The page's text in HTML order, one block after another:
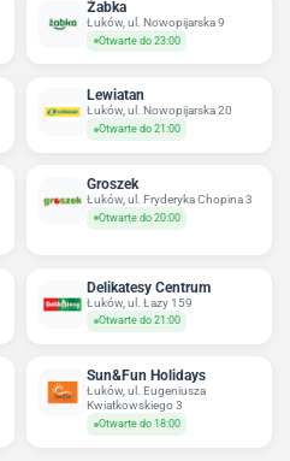
Żabka
Łuków, ul. Nowopijarska 9
Otwarte do 23:00
Lewiatan
Łuków, ul. Nowopijarska 20
Otwarte do 21:00
Groszek
Łuków, ul. Fryderyka Chopina 3
Otwarte do 20:00
Delikatesy Centrum
Łuków, ul. Łazy 159
Otwarte do 21:00
Sun&Fun Holidays
Łuków, ul. Eugeniusza
Kwiatkowskiego 3
Otwarte do 18:00